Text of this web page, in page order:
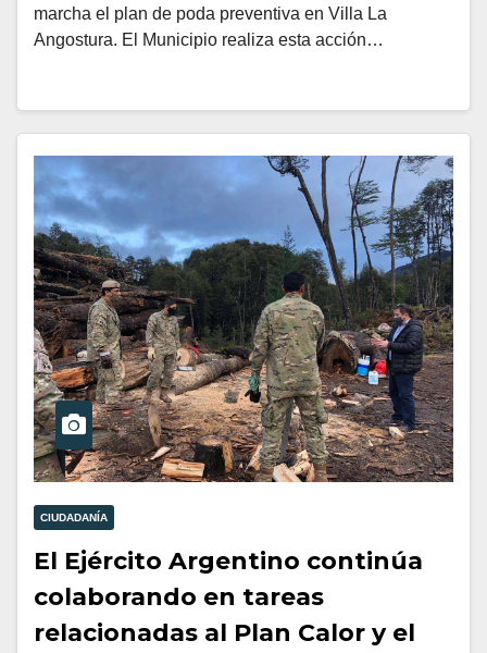
marcha el plan de poda preventiva en Villa La
Angostura. El Municipio realiza esta acción…
CIUDADANÍA
El Ejército Argentino continúa
colaborando en tareas
relacionadas al Plan Calor y el